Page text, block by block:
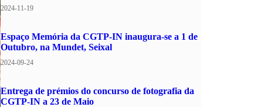
2024-11-19
Espaço Memória da CGTP-IN inaugura-se a 1 de
Outubro, na Mundet, Seixal
2024-09-24
Entrega de prémios do concurso de fotografia da
CGTP-IN a 23 de Maio